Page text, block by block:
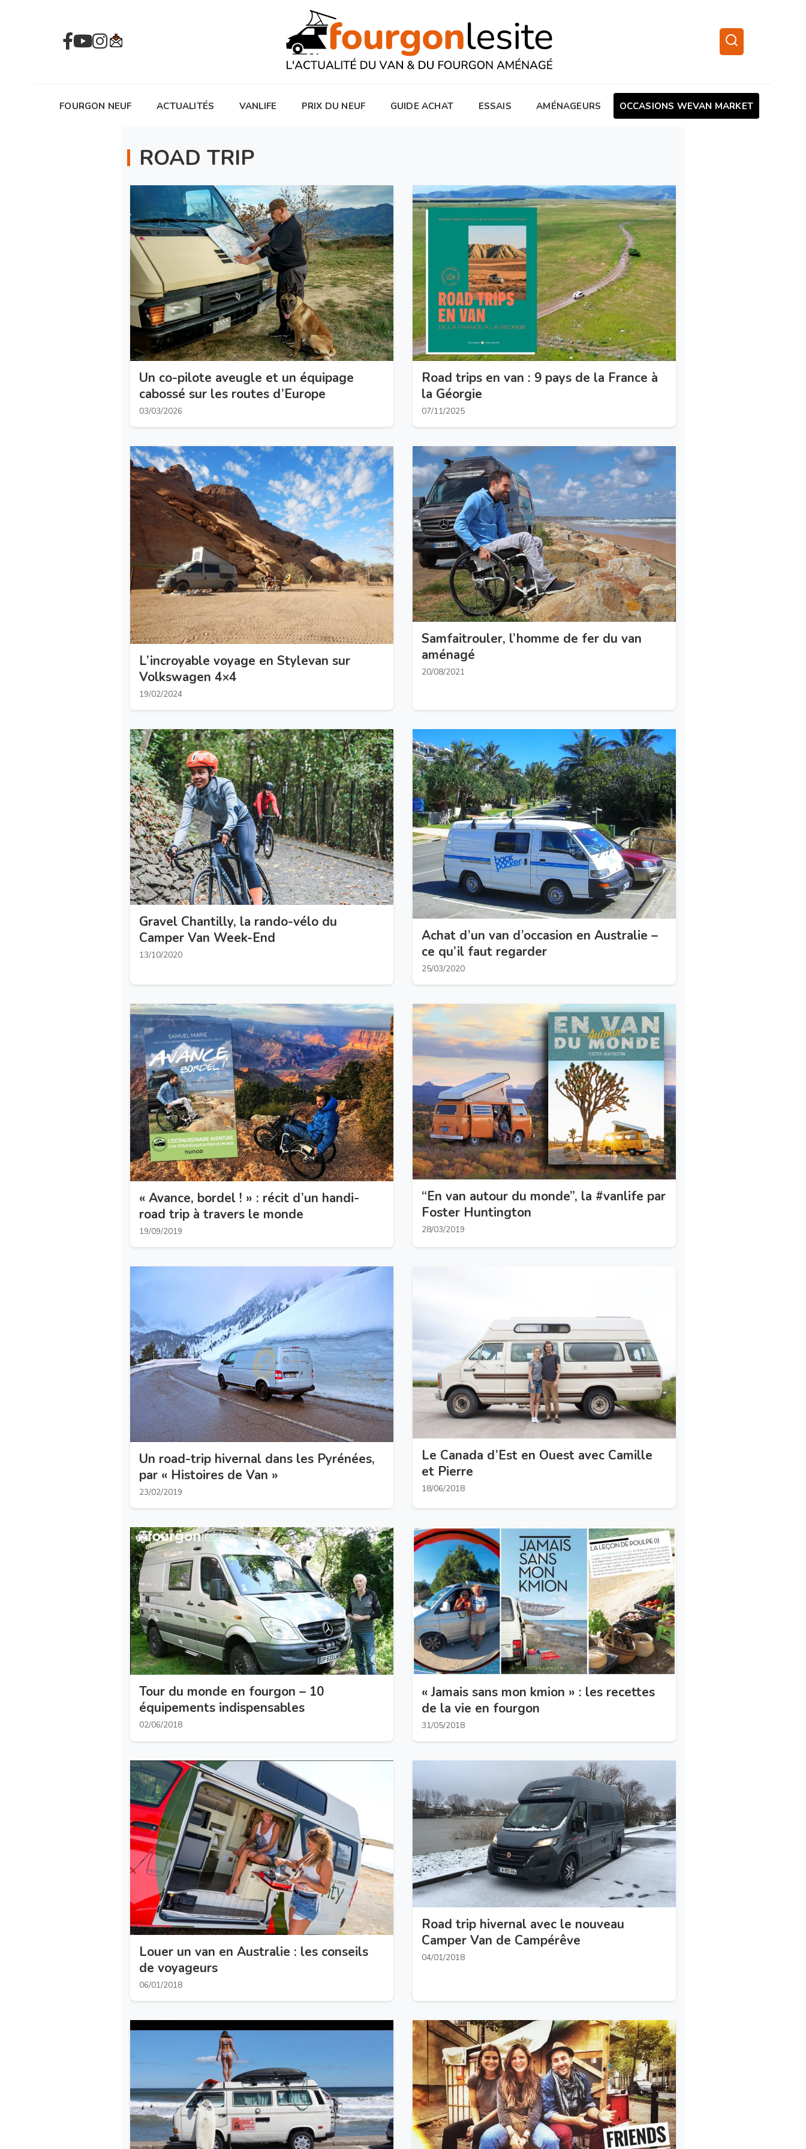
FOURGON NEUF ACTUALITÉS VANLIFE PRIX DU NEUF GUIDE ACHAT ESSAIS AMÉNAGEURS OCCASIONS WEVAN MARKET
ROAD TRIP
Un co-pilote aveugle et un équipage
cabossé sur les routes d’Europe
03/03/2026
Road trips en van : 9 pays de la France à
la Géorgie
07/11/2025
L’incroyable voyage en Stylevan sur
Volkswagen 4×4
19/02/2024
Samfaitrouler, l’homme de fer du van
aménagé
20/08/2021
Gravel Chantilly, la rando-vélo du
Camper Van Week-End
13/10/2020
Achat d’un van d’occasion en Australie –
ce qu’il faut regarder
25/03/2020
« Avance, bordel ! » : récit d’un handi-
road trip à travers le monde
19/09/2019
“En van autour du monde”, la #vanlife par
Foster Huntington
28/03/2019
Un road-trip hivernal dans les Pyrénées,
par « Histoires de Van »
23/02/2019
Le Canada d’Est en Ouest avec Camille
et Pierre
18/06/2018
Tour du monde en fourgon – 10
équipements indispensables
02/06/2018
« Jamais sans mon kmion » : les recettes
de la vie en fourgon
31/05/2018
Louer un van en Australie : les conseils
de voyageurs
06/01/2018
Road trip hivernal avec le nouveau
Camper Van de Campérêve
04/01/2018